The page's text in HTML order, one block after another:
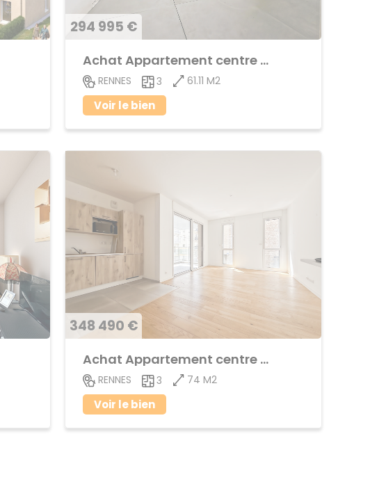
294 995 €
Achat Appartement centre ville
RENNES 3 61.11 M2
Voir le bien
348 490 €
Achat Appartement centre ville
RENNES 3 74 M2
Voir le bien